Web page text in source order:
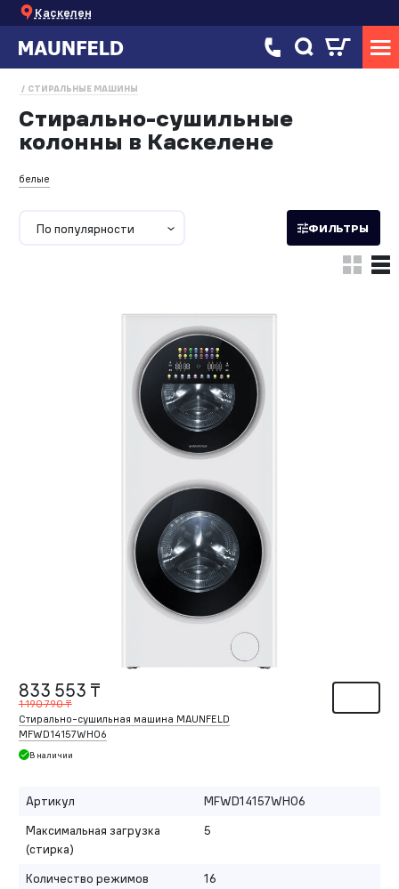
Каскелен
СТИРАЛЬНЫЕ МАШИНЫ
Стирально-сушильные
колонны в Каскелене
белые
По популярности ФИЛЬТРЫ
833 553 ₸
1 190 790 ₸
Стирально-сушильная машина MAUNFELD
MFWD14157WH06
В наличии
Артикул
MFWD14157WH06
Максимальная загрузка
(стирка)
5
Количество режимов
16